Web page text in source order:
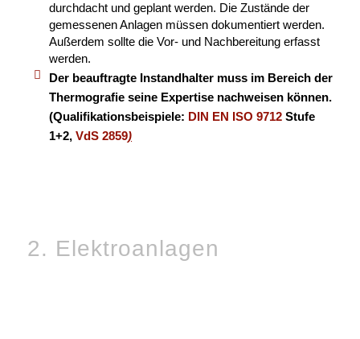
durchdacht und geplant werden. Die Zustände der
gemessenen Anlagen müssen dokumentiert werden.
Außerdem sollte die Vor- und Nachbereitung erfasst
werden.
Der beauftragte Instandhalter muss im Bereich der
Thermografie seine Expertise nachweisen können.
(Qualifikationsbeispiele: DIN EN ISO 9712 Stufe
1+2, VdS 2859)
2. Elektroanlagen